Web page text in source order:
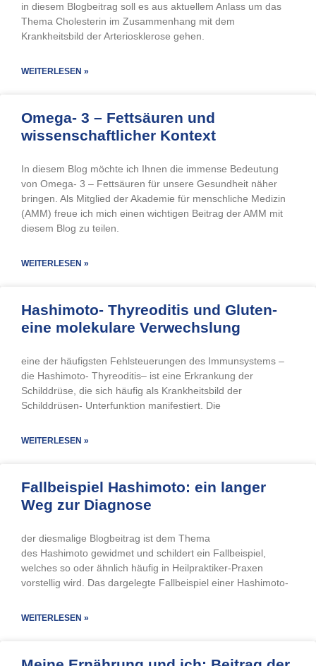
in diesem Blogbeitrag soll es aus aktuellem Anlass um das
Thema Cholesterin im Zusammenhang mit dem
Krankheitsbild der Arteriosklerose gehen.
WEITERLESEN »
Omega- 3 – Fettsäuren und
wissenschaftlicher Kontext
In diesem Blog möchte ich Ihnen die immense Bedeutung
von Omega- 3 – Fettsäuren für unsere Gesundheit näher
bringen. Als Mitglied der Akademie für menschliche Medizin
(AMM) freue ich mich einen wichtigen Beitrag der AMM mit
diesem Blog zu teilen.
WEITERLESEN »
Hashimoto- Thyreoditis und Gluten-
eine molekulare Verwechslung
eine der häufigsten Fehlsteuerungen des Immunsystems –
die Hashimoto- Thyreoditis– ist eine Erkrankung der
Schilddrüse, die sich häufig als Krankheitsbild der
Schilddrüsen- Unterfunktion manifestiert. Die
WEITERLESEN »
Fallbeispiel Hashimoto: ein langer
Weg zur Diagnose
der diesmalige Blogbeitrag ist dem Thema
des Hashimoto gewidmet und schildert ein Fallbeispiel,
welches so oder ähnlich häufig in Heilpraktiker-Praxen
vorstellig wird. Das dargelegte Fallbeispiel einer Hashimoto-
WEITERLESEN »